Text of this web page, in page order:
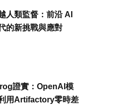
人類監督：前沿 AI
的新挑戰與應對
證實：OpenAI模
用Artifactory零時差